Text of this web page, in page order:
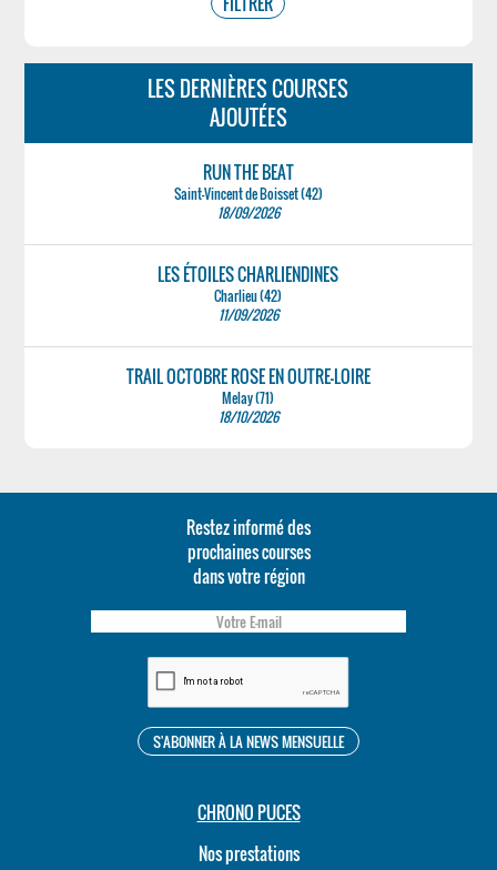
LES DERNIÈRES COURSES
AJOUTÉES
RUN THE BEAT
Saint-Vincent de Boisset (42)
18/09/2026
LES ÉTOILES CHARLIENDINES
Charlieu (42)
11/09/2026
TRAIL OCTOBRE ROSE EN OUTRE-LOIRE
Melay (71)
18/10/2026
Restez informé des
prochaines courses
dans votre région
CHRONO PUCES
Nos prestations